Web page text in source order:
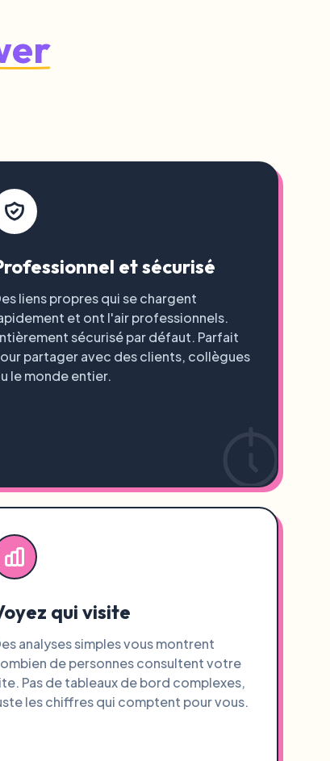
et sécurisé
liens propres qui se chargent
et ont l'air professionnels.
sécurisé par défaut. Parfait
partager avec des clients, collègues
le monde entier.
qui visite
analyses simples vous montrent
de personnes consultent votre
Pas de tableaux de bord complexes,
les chiffres qui comptent pour vous.